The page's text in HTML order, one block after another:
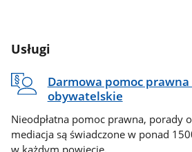
Usługi
Darmowa pomoc
obywatelskie
Nieodpłatna pomoc prawna, porady
mediacja są świadczone w ponad
w każdym powiecie.